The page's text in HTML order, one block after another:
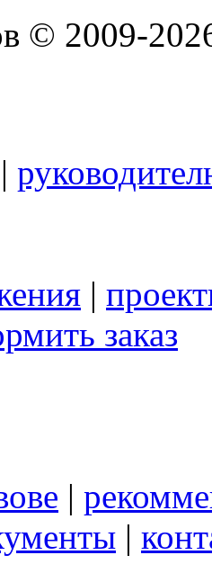
© 2009-
|
|
заказ
|
|